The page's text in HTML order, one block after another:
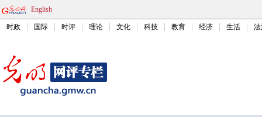
English
时政 国际 时评 理论 文化 科技 教育 经济 生活